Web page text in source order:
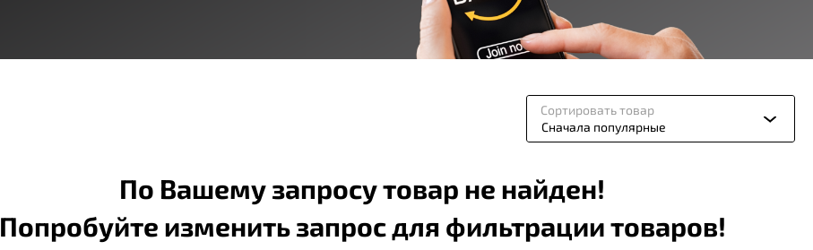
Сортировать товар
Сначала популярные
По Вашему запросу товар не найден!
Попробуйте изменить запрос для фильтрации товаров!